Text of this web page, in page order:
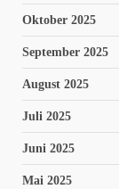
Oktober 2025
September 2025
August 2025
Juli 2025
Juni 2025
Mai 2025